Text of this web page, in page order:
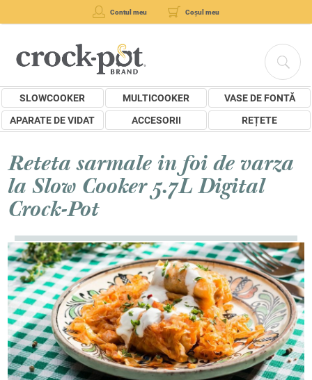
Contul meu Coșul meu
SLOWCOOKER MULTICOOKER
VASE DE FONTĂ
APARATE DE VIDAT
ACCESORII REȚETE
Reteta sarmale in foi de varza
la Slow Cooker 5.7L Digital
Crock-Pot